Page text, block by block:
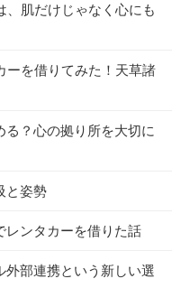
、肌だけじゃなく心にも
ーを借りてみた！天草諸
？心の拠り所を大切に
と姿勢
レンタカーを借りた話
部連携という新しい選